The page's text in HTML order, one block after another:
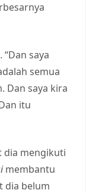
saya
semua
Dan saya kira
itu
dia mengikuti
membantu
dia belum